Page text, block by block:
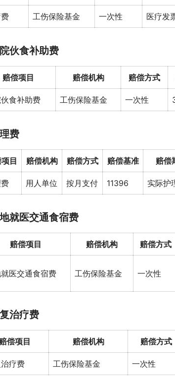
工伤保险基金 一次性 医疗发
伙食补助费
赔偿项目 赔偿机构 赔偿方式
食补助费 工伤保险基金 一次性
费
目 赔偿机构 赔偿方式 赔偿基准 赔偿
用人单位 按月支付 11396 实际护
就医交通食宿费
赔偿项目 赔偿机构 赔偿方式
医交通食宿费 工伤保险基金 一次性
治疗费
赔偿项目 赔偿机构 赔偿方式
疗费 工伤保险基金 一次性